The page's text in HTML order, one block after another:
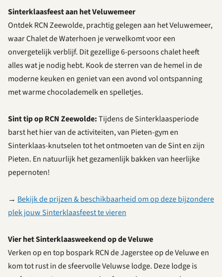
Sinterklaasfeest aan het Veluwemeer
Ontdek RCN Zeewolde, prachtig gelegen aan het Veluwemeer,
waar Chalet de Waterhoen je verwelkomt voor een
onvergetelijk verblijf. Dit gezellige 6-persoons chalet heeft
alles wat je nodig hebt. Kook de sterren van de hemel in de
moderne keuken en geniet van een avond vol ontspanning
met warme chocolademelk en spelletjes.
Sint tip op RCN Zeewolde:Tijdens de Sinterklaasperiode
barst het hier van de activiteiten, van Pieten-gym en
Sinterklaas-knutselen tot het ontmoeten van de Sint en zijn
Pieten. En natuurlijk het gezamenlijk bakken van heerlijke
pepernoten!
→ Bekijk de prijzen & beschikbaarheid om op deze bijzondere
plek jouw Sinterklaasfeest te vieren
Vier het Sinterklaasweekend op de Veluwe
Verken op en top bospark RCN de Jagerstee op de Veluwe en
kom tot rust in de sfeervolle Veluwse lodge. Deze lodge is